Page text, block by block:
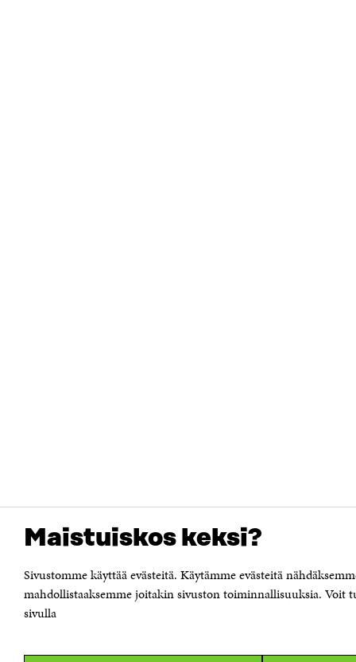
Maistuiskos keksi?
Sivustomme käyttää evästeitä. Käytämme evästeitä
mahdollistaaksemme joitakin sivuston toiminnallisuuksia. Voit
sivulla